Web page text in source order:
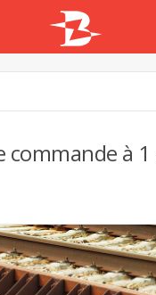
commande à